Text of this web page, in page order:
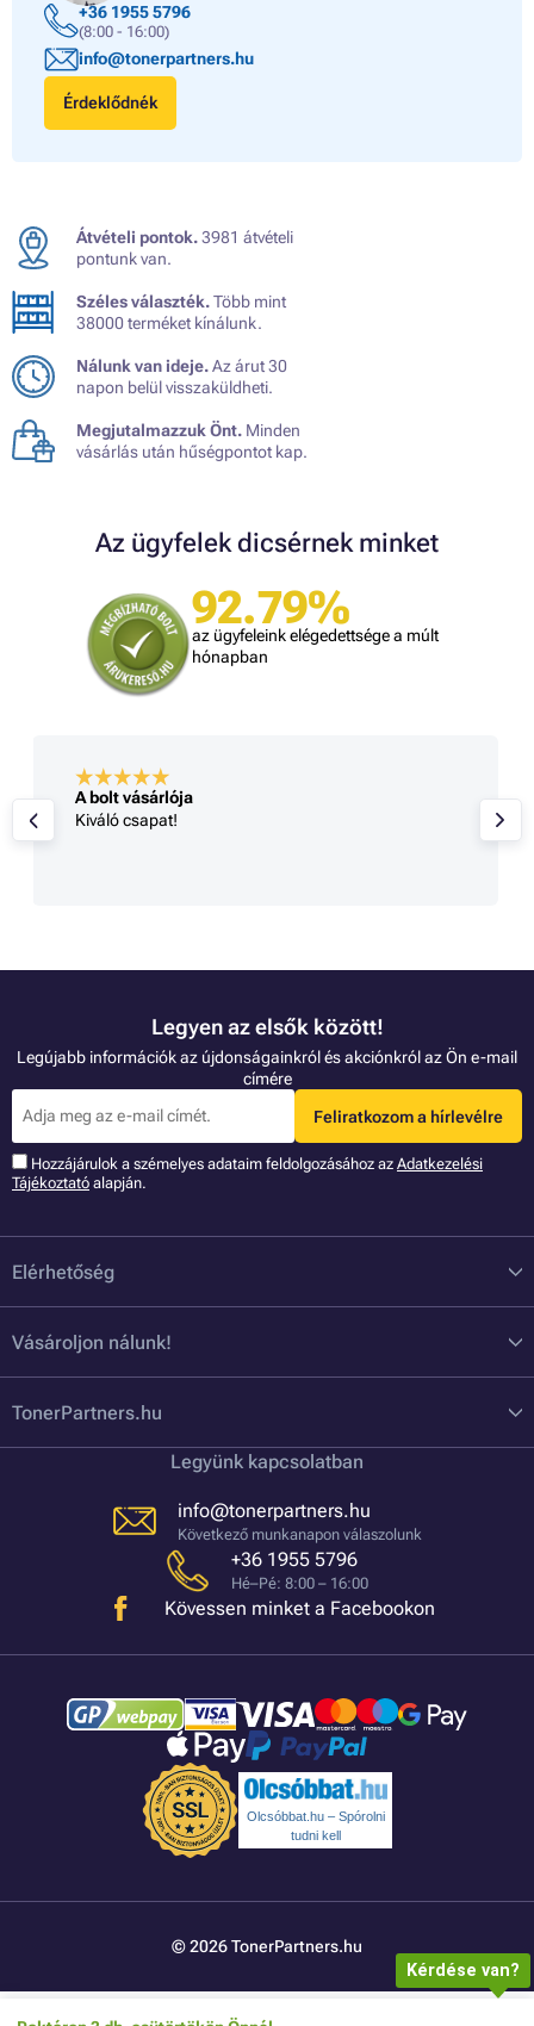
+36 1955 5796
(8:00 - 16:00)
info@tonerpartners.hu
Érdeklődnék
Átvételi pontok.3981 átvételi
pontunk van.
Széles választék.Több mint
38000 terméket kínálunk.
Nálunk van ideje.Az árut 30
napon belül visszaküldheti.
Megjutalmazzuk Önt. Minden
vásárlás után hűségpontot kap.
Az ügyfelek dicsérnek minket
92.79%
az ügyfeleink elégedettsége a múlt
hónapban
A bolt vásárlója
Kiváló csapat!
Legyen az elsők között!
Legújabb információk az újdonságainkról és akciónkról az Ön e-mail
címére
Feliratkozom a hírlevélre
Hozzájárulok a szémelyes adataim feldolgozásához az Adatkezelési
Tájékoztató alapján.
Elérhetőség
Vásároljon nálunk!
TonerPartners.hu
Legyünk kapcsolatban
info@tonerpartners.hu
Következő munkanapon válaszolunk
+36 1955 5796
Hé–Pé: 8:00 – 16:00
Kövessen minket a Facebookon
Olcsóbbat.hu – Spórolni
tudni kell
© 2026 TonerPartners.hu
Kérdése van?